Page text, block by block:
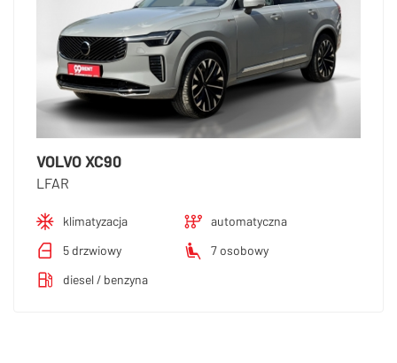
VOLVO XC90
LFAR
klimatyzacja
automatyczna
5 drzwiowy
7 osobowy
diesel / benzyna